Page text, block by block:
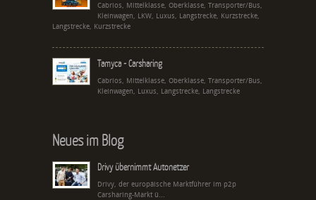
Cabrios, Mittelklasse, Oberklasse, Transporter/Bus,
Kleinwagen, LKW, Luxus, Langstrecke, Kurzstrecke,
Langstrecke, Kurzstrecke
Tamyca - Carsharing
Cabrios, Mittelklasse, Oberklasse, Transporter/Bus,
Kleinwagen, Luxus, Langstrecke, Langstrecke
Neues im Blog
Drivy übernimmt Autonetzer
Drivy, der europäische Marktführer im p2p
Carsharing-Markt ü...